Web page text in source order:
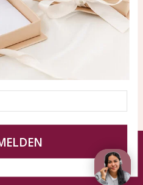
KAYA Sieraden
About
test
Tips en Advies
Duurzaamheid
- a beautiful memory
Privacy policy Sitemap